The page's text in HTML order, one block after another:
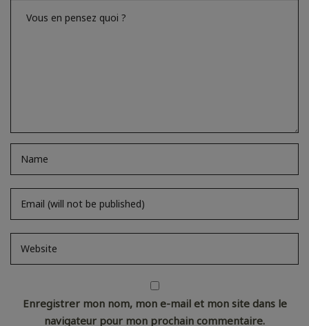
Enregistrer mon nom, mon e-mail et mon site dans le
navigateur pour mon prochain commentaire.